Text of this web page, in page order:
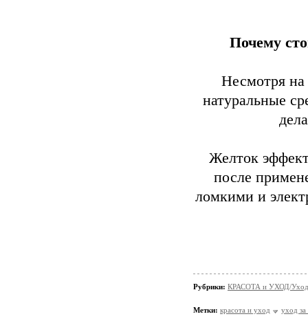
Почему
Несмотря
натуральные
Желток
после
ломкими и
Рубрики: КРАСОТА и УХОД/Уход
Метки: красота и уход уход за